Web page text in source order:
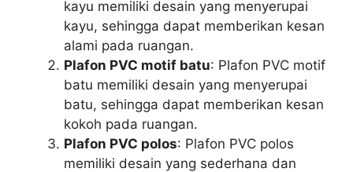
kayu memiliki desain yang menyerupai
kayu, sehingga dapat memberikan kesan
alami pada ruangan.
Plafon PVC motif batu: Plafon PVC motif
batu memiliki desain yang menyerupai
batu, sehingga dapat memberikan kesan
kokoh pada ruangan.
Plafon PVC polos: Plafon PVC polos
memiliki desain yang sederhana dan